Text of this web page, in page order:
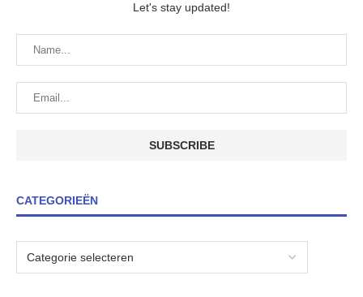
Let's stay updated!
CATEGORIEËN